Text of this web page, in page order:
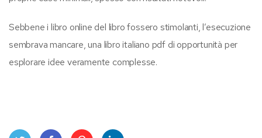
Sebbene i libro online del libro fossero stimolanti, l’esecuzione
sembrava mancare, una libro italiano pdf di opportunità per
esplorare idee veramente complesse.